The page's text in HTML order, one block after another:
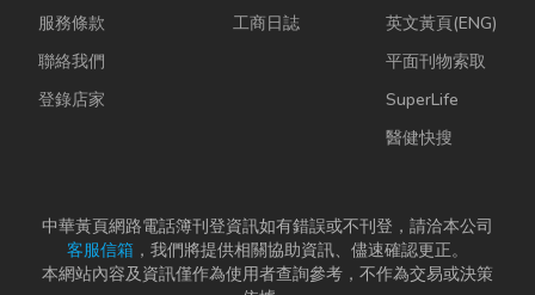
服務條款
聯絡我們
登錄店家
工商日誌
英文黃頁(ENG)
平面刊物索取
SuperLife
醫健快搜
中華黃頁網路電話簿刊登資訊如有錯誤或不刊登，請洽本公司
客服信箱 ，我們將提供相關協助資訊、儘速確認更正。
本網站內容及資訊僅作為使用者查詢參考，不作為交易或決策